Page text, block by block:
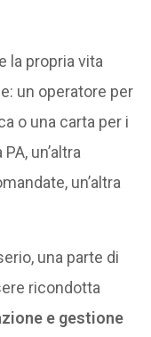
la propria vita
un operatore per
o una carta per i
un’altra
un’altra
una parte di
ricondotta
e gestione